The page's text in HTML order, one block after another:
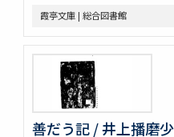
霞亭文庫 | 総合図書館
善だう記 / 井上播磨